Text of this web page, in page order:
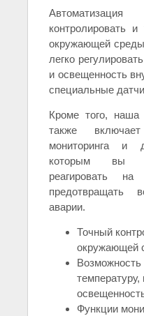
контролировать
окружающей
легко
и освещенность
специальные
Кроме того, наша
также
мониторинга и
которым вы
реагировать
предотвращать
аварии.
Точный
окружающей
Возможность
Функции